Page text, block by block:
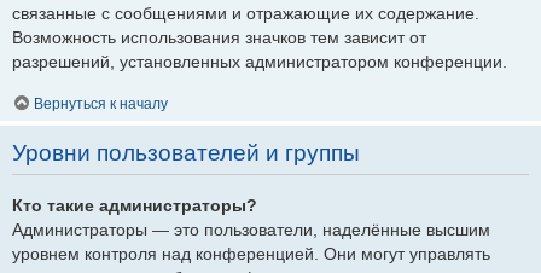
связанные с сообщениями и отражающие их содержание.
Возможность использования значков тем зависит от
разрешений, установленных администратором конференции.
Вернуться к началу
Уровни пользователей и группы
Кто такие администраторы?
Администраторы — это пользователи, наделённые высшим
уровнем контроля над конференцией. Они могут управлять